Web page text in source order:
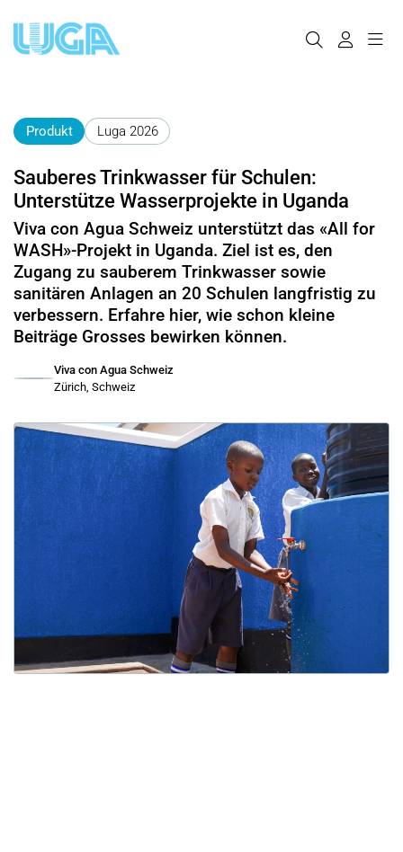
Produkt Luga 2026
Sauberes Trinkwasser für Schulen:
Unterstütze Wasserprojekte in Uganda
Viva con Agua Schweiz unterstützt das «All for
WASH»-Projekt in Uganda. Ziel ist es, den
Zugang zu sauberem Trinkwasser sowie
sanitären Anlagen an 20 Schulen langfristig zu
verbessern. Erfahre hier, wie schon kleine
Beiträge Grosses bewirken können.
Viva con Agua Schweiz
Zürich, Schweiz